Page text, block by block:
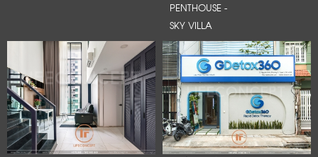
PENTHOUSE -
SKY VILLA